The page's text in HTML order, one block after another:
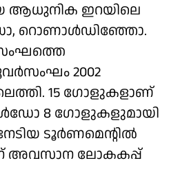
ആധുനിക ഇറയിലെ
റൊണാൾഡിഞ്ഞോ.
2002
15 ​ഗോളുകളാണ്
8 ഗോളുകളുമായി
ടൂർണമെന്റിൽ
അവസാന ലോകകപ്പ്